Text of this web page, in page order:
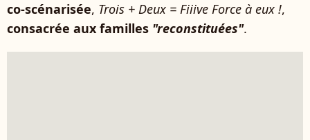
co-scénarisée, Trois + Deux = Fiiive Force à eux !,
consacrée aux familles "reconstituées".